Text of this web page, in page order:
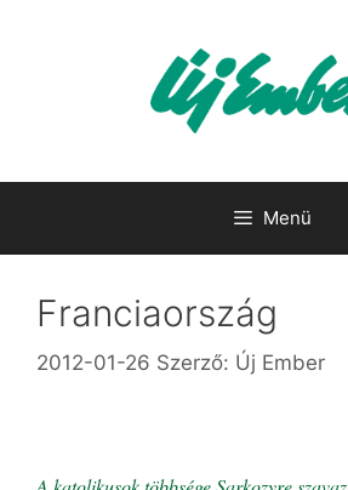
Menü
Franciaország
2012-01-26 Szerző: Új Ember